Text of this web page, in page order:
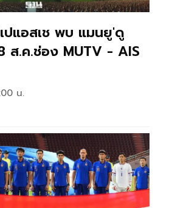
ปแอสเช พบ แมนยู'ดู
ส.ค.ช่อง MUTV - AIS
น.